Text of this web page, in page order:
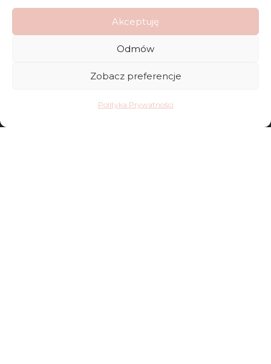
Akceptuję
Odmów
Zobacz preferencje
Polityka Prywatności